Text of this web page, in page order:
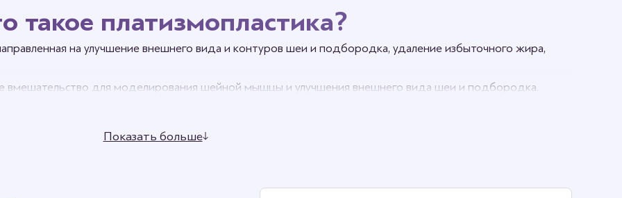
такое платизмопластика?
на улучшение внешнего вида и контуров шеи и подбородка, удаление избыточного жира,
вмешательство для моделирования шейной мышцы и улучшения внешнего вида шеи и подбородка.
Показать больше